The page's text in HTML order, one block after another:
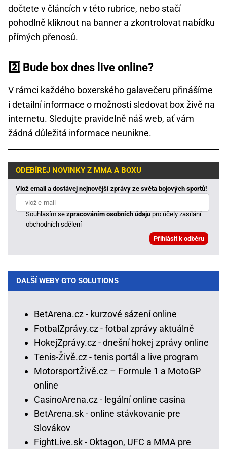
dočtete v článcích v této rubrice, nebo stačí
pohodlně kliknout na banner a zkontrolovat nabídku
přímých přenosů.
2️⃣ Bude box dnes live online?
V rámci každého boxerského galavečeru přinášíme
i detailní informace o možnosti sledovat box živě na
internetu. Sledujte pravidelně náš web, ať vám
žádná důležitá informace neunikne.
ODEBÍREJ NOVINKY Z MMA A BOXU
Vlož email a dostávej nejnovější zprávy ze světa bojových sportů!
Souhlasím sezpracováním osobních údajůpro účely zasílání
obchodních sdělení
DALŠÍ WEBY GTO SOLUTIONS
BetArena.cz - kurzové sázení online
FotbalZprávy.cz - fotbal zprávy aktuálně
HokejZprávy.cz - dnešní hokej zprávy online
Tenis-Živě.cz - tenis portál a live program
MotorsportŽivě.cz – Formule 1 a MotoGP
online
CasinoArena.cz - legální online casina
BetArena.sk - online stávkovanie pre
Slovákov
FightLive.sk - Oktagon, UFC a MMA pre